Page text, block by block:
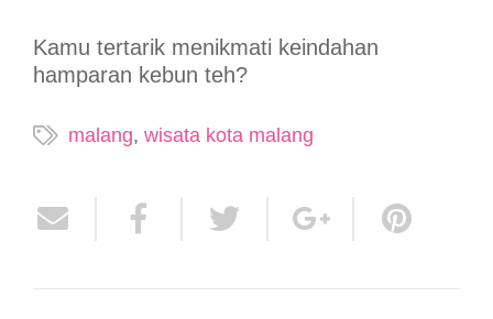
Kamu tertarik menikmati keindahan
hamparan kebun teh?
malang, wisata kota malang